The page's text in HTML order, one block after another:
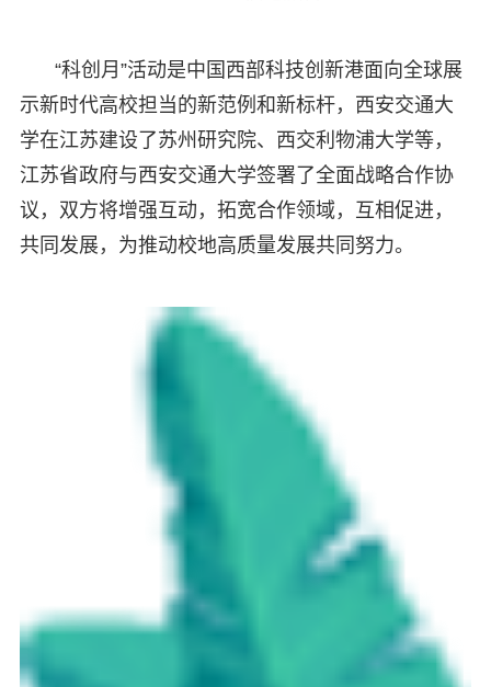
“科创月”活动是中国西部科技创新港面向全球展
示新时代高校担当的新范例和新标杆，西安交通大
学在江苏建设了苏州研究院、西交利物浦大学等，
江苏省政府与西安交通大学签署了全面战略合作协
议，双方将增强互动，拓宽合作领域，互相促进，
共同发展，为推动校地高质量发展共同努力。